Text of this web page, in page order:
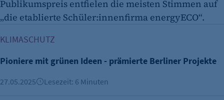
Publikumspreis entfielen die meisten Stimmen auf
„die etablierte Schüler:innenfirma energyECO“.
KLIMASCHUTZ
Pioniere mit grünen Ideen - prämierte Berliner Projekte
27.05.2025 Lesezeit: 6 Minuten